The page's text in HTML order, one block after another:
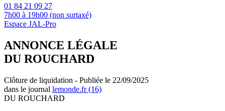
01 84 21 09 27
7h00 à 19h00 (non surtaxé)
Espace JAL-Pro
ANNONCE LÉGALE
DU ROUCHARD
Clôture de liquidation - Publiée le 22/09/2025
dans le journal lemonde.fr (16)
DU ROUCHARD